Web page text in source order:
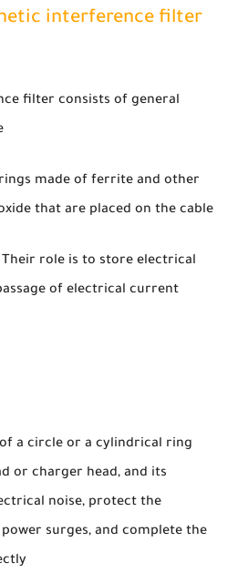
interference filter
filter consists of general
made of ferrite and other
that are placed on the cable.
role is to store electrical
of electrical current.
a circle or a cylindrical ring
or charger head, and its
noise, protect the
surges, and complete the